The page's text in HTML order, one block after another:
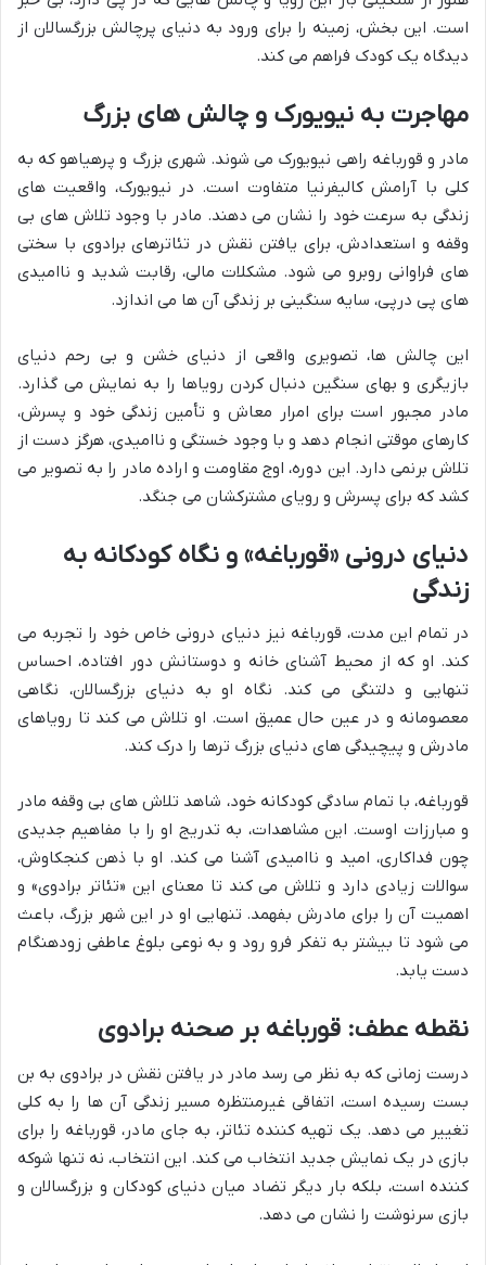
است. این بخش، زمینه را برای ورود به دنیای پرچالش بزرگسالان از
دیدگاه یک کودک فراهم می کند.
مهاجرت به نیویورک و چالش های بزرگ
مادر و قورباغه راهی نیویورک می شوند. شهری بزرگ و پرهیاهو که به
کلی با آرامش کالیفرنیا متفاوت است. در نیویورک، واقعیت های
زندگی به سرعت خود را نشان می دهند. مادر با وجود تلاش های بی
وقفه و استعدادش، برای یافتن نقش در تئاترهای برادوی با سختی
های فراوانی روبرو می شود. مشکلات مالی، رقابت شدید و ناامیدی
های پی درپی، سایه سنگینی بر زندگی آن ها می اندازد.
این چالش ها، تصویری واقعی از دنیای خشن و بی رحم دنیای
بازیگری و بهای سنگین دنبال کردن رویاها را به نمایش می گذارد.
مادر مجبور است برای امرار معاش و تأمین زندگی خود و پسرش،
کارهای موقتی انجام دهد و با وجود خستگی و ناامیدی، هرگز دست از
تلاش برنمی دارد. این دوره، اوج مقاومت و اراده مادر را به تصویر می
کشد که برای پسرش و رویای مشترکشان می جنگد.
دنیای درونی «قورباغه» و نگاه کودکانه به
زندگی
در تمام این مدت، قورباغه نیز دنیای درونی خاص خود را تجربه می
کند. او که از محیط آشنای خانه و دوستانش دور افتاده، احساس
تنهایی و دلتنگی می کند. نگاه او به دنیای بزرگسالان، نگاهی
معصومانه و در عین حال عمیق است. او تلاش می کند تا رویاهای
مادرش و پیچیدگی های دنیای بزرگ ترها را درک کند.
قورباغه، با تمام سادگی کودکانه خود، شاهد تلاش های بی وقفه مادر
و مبارزات اوست. این مشاهدات، به تدریج او را با مفاهیم جدیدی
چون فداکاری، امید و ناامیدی آشنا می کند. او با ذهن کنجکاوش،
سوالات زیادی دارد و تلاش می کند تا معنای این «تئاتر برادوی» و
اهمیت آن را برای مادرش بفهمد. تنهایی او در این شهر بزرگ، باعث
می شود تا بیشتر به تفکر فرو رود و به نوعی بلوغ عاطفی زودهنگام
دست یابد.
نقطه عطف: قورباغه بر صحنه برادوی
درست زمانی که به نظر می رسد مادر در یافتن نقش در برادوی به بن
بست رسیده است، اتفاقی غیرمنتظره مسیر زندگی آن ها را به کلی
تغییر می دهد. یک تهیه کننده تئاتر، به جای مادر، قورباغه را برای
بازی در یک نمایش جدید انتخاب می کند. این انتخاب، نه تنها شوکه
کننده است، بلکه بار دیگر تضاد میان دنیای کودکان و بزرگسالان و
بازی سرنوشت را نشان می دهد.